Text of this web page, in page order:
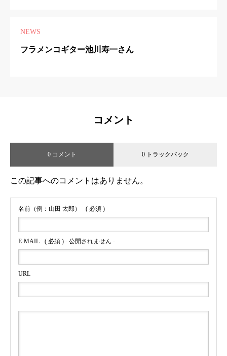
NEWS
フラメンコギター池川寿一さん
コメント
0 コメント 0 トラックバック
この記事へのコメントはありません。
名前（例：山田 太郎） ( 必須 )
E-MAIL ( 必須 ) - 公開されません -
URL